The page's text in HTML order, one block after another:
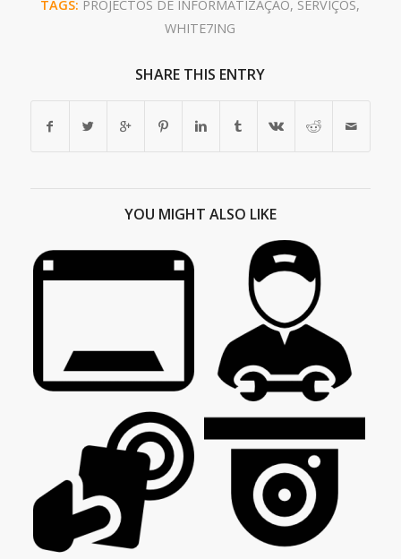
TAGS: PROJECTOS DE INFORMATIZAÇÃO, SERVIÇOS,
WHITE7ING
SHARE THIS ENTRY
YOU MIGHT ALSO LIKE